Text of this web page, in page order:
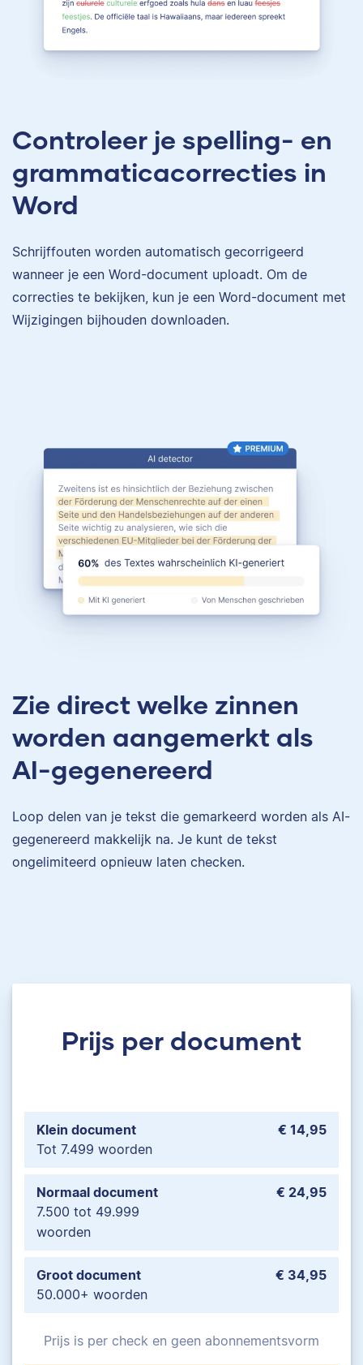
Controleer je spelling- en
grammaticacorrecties in
Word
Schrijffouten worden automatisch gecorrigeerd
wanneer je een Word-document uploadt. Om de
correcties te bekijken, kun je een Word-document met
Wijzigingen bijhouden downloaden.
Zie direct welke zinnen
worden aangemerkt als
AI-gegenereerd
Loop delen van je tekst die gemarkeerd worden als AI-
gegenereerd makkelijk na. Je kunt de tekst
ongelimiteerd opnieuw laten checken.
Prijs per document
Klein document
Tot 7.499 woorden
€ 14,95
Normaal document
7.500 tot 49.999
woorden
€ 24,95
Groot document
50.000+ woorden
€ 34,95
Prijs is per check en geen abonnementsvorm